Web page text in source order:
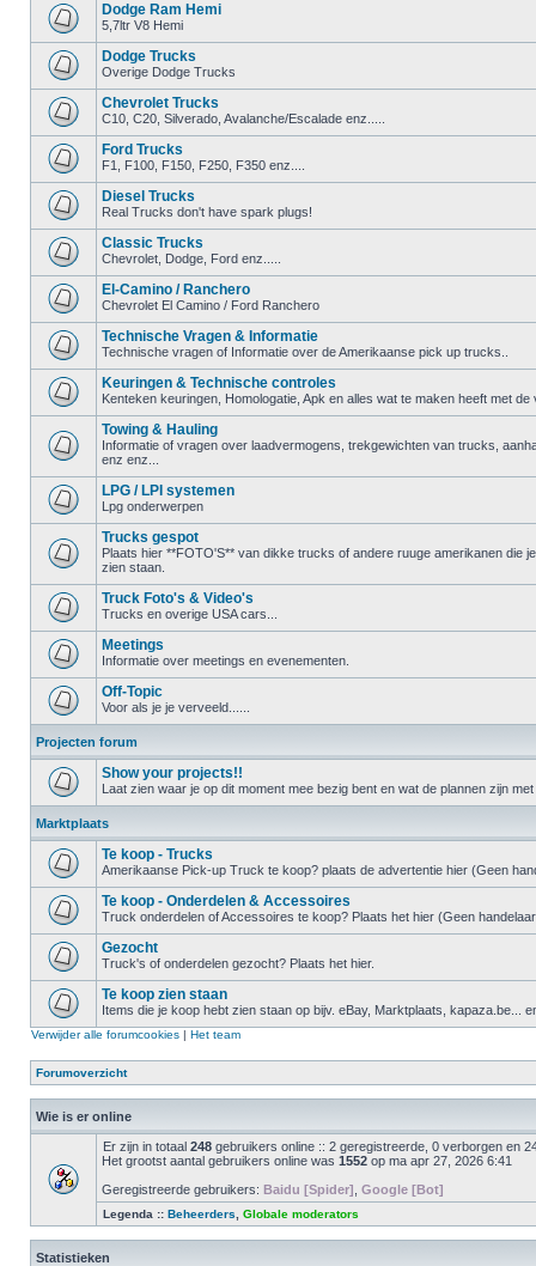
Dodge Ram Hemi
5,7ltr V8 Hemi
Dodge Trucks
Overige Dodge Trucks
Chevrolet Trucks
C10, C20, Silverado, Avalanche/Escalade enz.....
Ford Trucks
F1, F100, F150, F250, F350 enz....
Diesel Trucks
Real Trucks don't have spark plugs!
Classic Trucks
Chevrolet, Dodge, Ford enz.....
El-Camino / Ranchero
Chevrolet El Camino / Ford Ranchero
Technische Vragen & Informatie
Technische vragen of Informatie over de Amerikaanse pick up trucks..
Keuringen & Technische controles
Kenteken keuringen, Homologatie, Apk en alles wat te maken heeft met
Towing & Hauling
Informatie of vragen over laadvermogens, trekgewichten van trucks,
enz enz...
LPG / LPI systemen
Lpg onderwerpen
Trucks gespot
Plaats hier **FOTO'S** van dikke trucks of andere ruuge amerikanen die
zien staan.
Truck Foto's & Video's
Trucks en overige USA cars...
Meetings
Informatie over meetings en evenementen.
Off-Topic
Voor als je je verveeld......
Projecten forum
Show your projects!!
Laat zien waar je op dit moment mee bezig bent en wat de plannen zijn
Marktplaats
Te koop - Trucks
Amerikaanse Pick-up Truck te koop? plaats de advertentie hier (Geen
Te koop - Onderdelen & Accessoires
Truck onderdelen of Accessoires te koop? Plaats het hier (Geen
Gezocht
Truck's of onderdelen gezocht? Plaats het hier.
Te koop zien staan
Items die je koop hebt zien staan op bijv. eBay, Marktplaats, kapaza.be...
Verwijder alle forumcookies | Het team
Forumoverzicht
Wie is er online
Er zijn in totaal 248 gebruikers online :: 2 geregistreerde, 0 verborgen en
Het grootst aantal gebruikers online was 1552 op ma apr 27, 2026 6:41
Geregistreerde gebruikers: Baidu [Spider] Google [Bot]
Legenda :: Beheerders Globale moderators
Statistieken